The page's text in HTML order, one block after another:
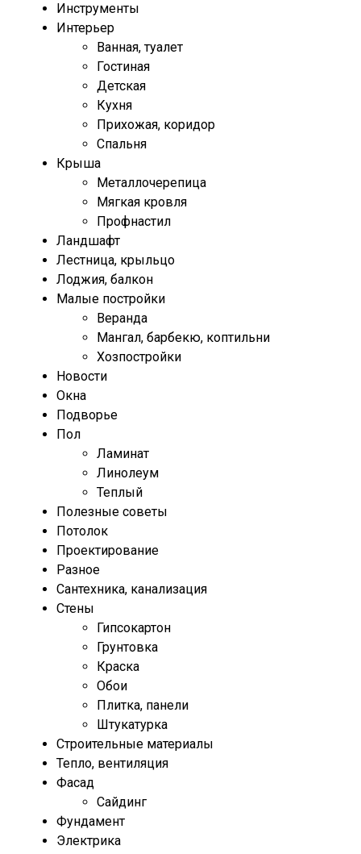
Инструменты
Интерьер
Ванная, туалет
Гостиная
Детская
Кухня
Прихожая, коридор
Спальня
Крыша
Металлочерепица
Мягкая кровля
Профнастил
Ландшафт
Лестница, крыльцо
Лоджия, балкон
Малые постройки
Веранда
Мангал, барбекю, коптильни
Хозпостройки
Новости
Окна
Подворье
Пол
Ламинат
Линолеум
Теплый
Полезные советы
Потолок
Проектирование
Разное
Сантехника, канализация
Стены
Гипсокартон
Грунтовка
Краска
Обои
Плитка, панели
Штукатурка
Строительные материалы
Тепло, вентиляция
Фасад
Сайдинг
Фундамент
Электрика